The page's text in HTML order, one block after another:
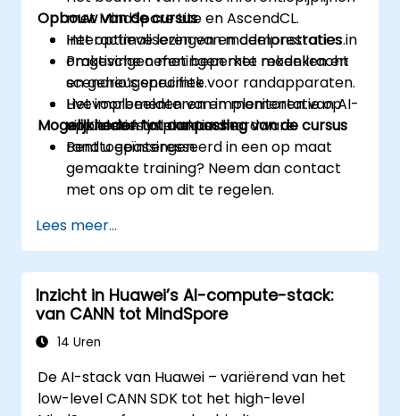
met MindSpore Lite en AscendCL.
Het optimaliseren van modelprestaties in
omgevingen met beperkte rekenkracht
en geheugenruimte.
Het implementeren en monitoren van AI-
applicaties in praktische
randtoepassingen.
Opbouw van de cursus
Interactieve lezingen en demonstraties.
Praktische oefeningen met modellen en
scenario’s specifiek voor randapparaten.
Livevoorbeelden van implementatie op
virtuele of fysieke randhardware.
Mogelijkheden tot aanpassing van de cursus
Bent u geïnteresseerd in een op maat
gemaakte training? Neem dan contact
met ons op om dit te regelen.
Lees meer...
Inzicht in Huawei’s AI-compute-stack:
van CANN tot MindSpore
14 Uren
De AI-stack van Huawei – variërend van het
low-level CANN SDK tot het high-level